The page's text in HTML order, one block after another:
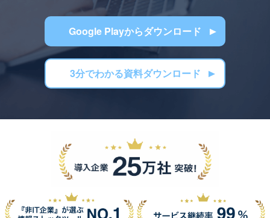
Google Playからダウンロード
3分でわかる資料ダウンロード